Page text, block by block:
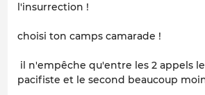
l'insurrection !
choisi ton camps camarade !
il n'empêche qu'entre les 2 appels
pacifiste et le second beaucoup